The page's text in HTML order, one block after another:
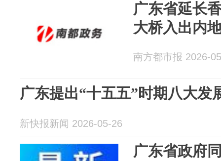
广东省延长
大桥入出内
南方都市报 2026-
广东提出“十五五”时期八大发
新快报新闻 2026-05-26
广东省政府